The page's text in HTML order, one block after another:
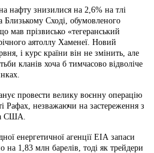
нафту знизилися на 2,6% на тлі
Близькому Сході, обумовленого
мав прізвисько «тегеранський
аятоллу Хаменеї. Новий
і курс країни він не змінить, але
кланів хоча б тимчасово відволіче
провести велику воєнну операцію
Рафах, незважаючи на застереження з
США.
енергетичної агенції ЕІА запаси
1,83 млн барелів, тоді як трейдери